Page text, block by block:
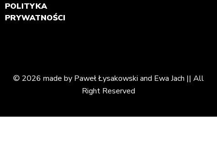
POLITYKA
PRYWATNOŚCI
© 2026 made by Paweł Łysakowski and Ewa Jach || All
Right Reserved